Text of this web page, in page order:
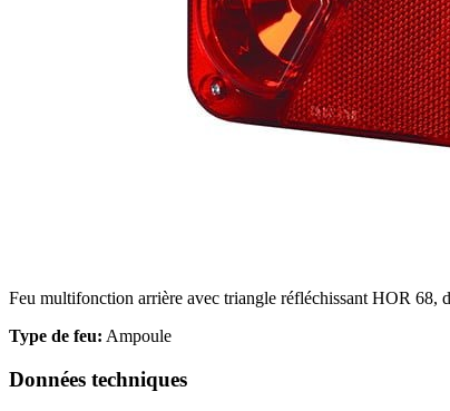
Feu multifonction arrière avec triangle réfléchissant HOR 68,
Type de feu: Ampoule
Données techniques
Nous utilisons des
Nous partageons
partenaires peuvent
utilisation de leurs
ne stockent aucune